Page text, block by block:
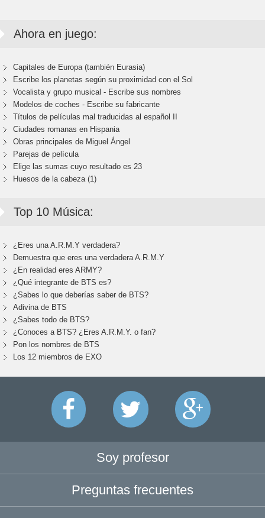
Ahora en juego:
Capitales de Europa (también Eurasia)
Escribe los planetas según su proximidad con el Sol
Vocalista y grupo musical - Escribe sus nombres
Modelos de coches - Escribe su fabricante
Títulos de películas mal traducidas al español II
Ciudades romanas en Hispania
Obras principales de Miguel Ángel
Parejas de película
Elige las sumas cuyo resultado es 23
Huesos de la cabeza (1)
Top 10 Música:
¿Eres una A.R.M.Y verdadera?
Demuestra que eres una verdadera A.R.M.Y
¿En realidad eres ARMY?
¿Qué integrante de BTS es?
¿Sabes lo que deberías saber de BTS?
Adivina de BTS
¿Sabes todo de BTS?
¿Conoces a BTS? ¿Eres A.R.M.Y. o fan?
Pon los nombres de BTS
Los 12 miembros de EXO
Soy profesor
Preguntas frecuentes